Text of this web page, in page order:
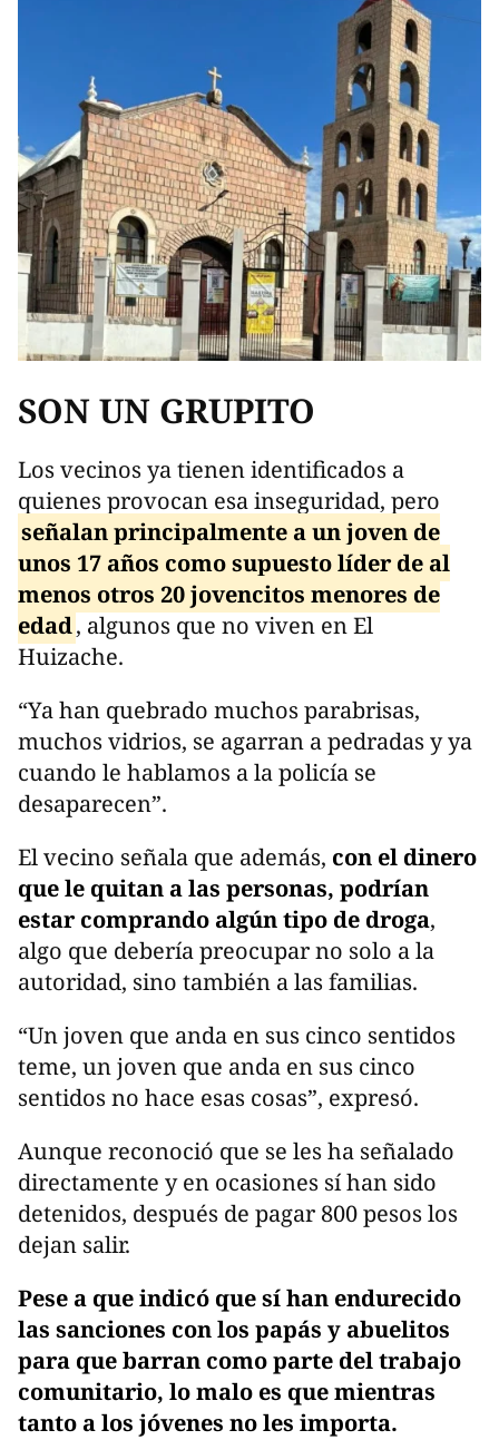
SON UN GRUPITO
Los vecinos ya tienen identificados a
quienes provocan esa inseguridad, pero
señalan principalmente a un joven de
unos 17 años como supuesto líder de al
menos otros 20 jovencitos menores de
edad, algunos que no viven en El
Huizache.
“Ya han quebrado muchos parabrisas,
muchos vidrios, se agarran a pedradas y ya
cuando le hablamos a la policía se
desaparecen”.
El vecino señala que además, con el dinero
que le quitan a las personas, podrían
estar comprando algún tipo de droga,
algo que debería preocupar no solo a la
autoridad, sino también a las familias.
“Un joven que anda en sus cinco sentidos
teme, un joven que anda en sus cinco
sentidos no hace esas cosas”, expresó.
Aunque reconoció que se les ha señalado
directamente y en ocasiones sí han sido
detenidos, después de pagar 800 pesos los
dejan salir.
Pese a que indicó que sí han endurecido
las sanciones con los papás y abuelitos
para que barran como parte del trabajo
comunitario, lo malo es que mientras
tanto a los jóvenes no les importa.